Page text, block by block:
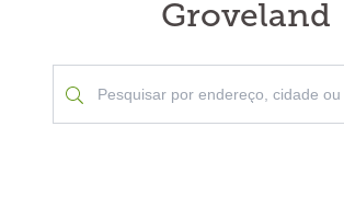
Groveland